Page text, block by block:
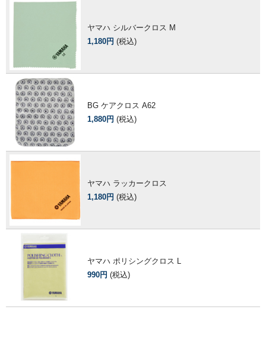
ヤマハ シルバークロス M
1,180円 (税込)
BG ケアクロス A62
1,880円 (税込)
ヤマハ ラッカークロス
1,180円 (税込)
ヤマハ ポリシングクロス L
990円 (税込)